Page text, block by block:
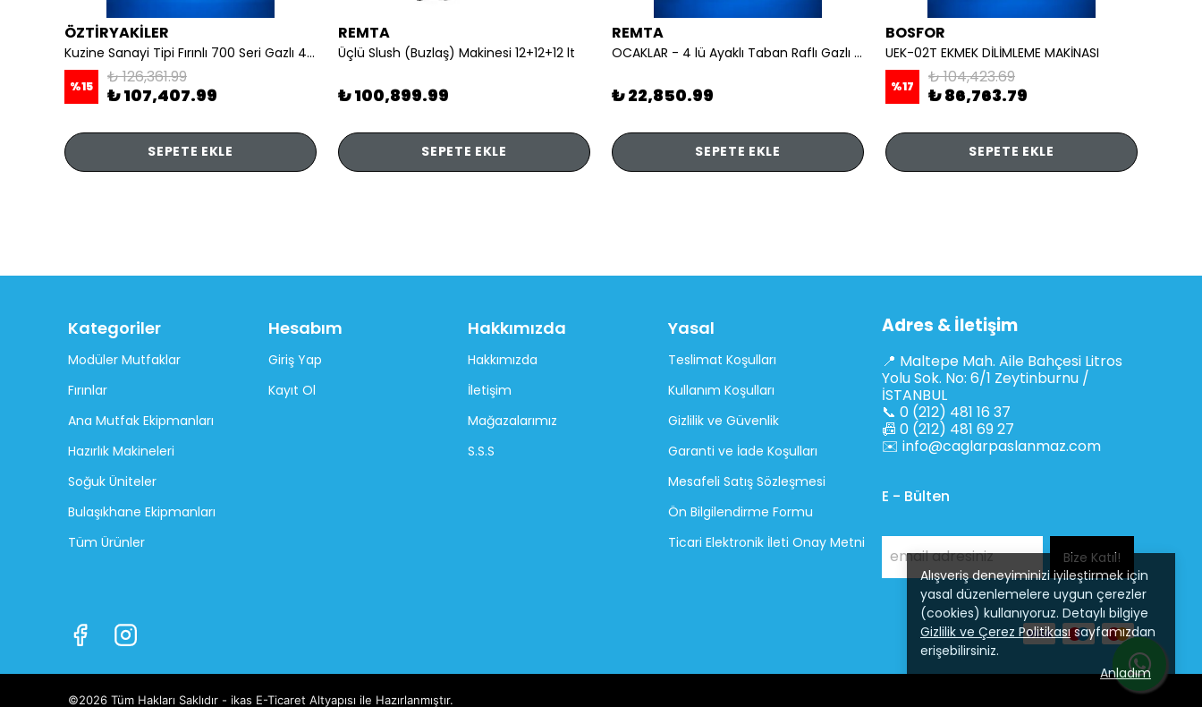
Alışveriş deneyiminizi iyileştirmek için
yasal düzenlemelere uygun çerezler
(cookies) kullanıyoruz. Detaylı bilgiye
Gizlilik ve Çerez Politikasısayfamızdan
erişebilirsiniz.
Anladım
ÖZTİRYAKİLER
Kuzine Sanayi Tipi Fırınlı 700 Seri Gazlı 4 Açık Ateş 80x70x85 (Lp)-2X6Kw+2X7,5Kw+6Kw Elektrikli Fırın
%15 ₺ 126,361.99
₺ 107,407.99
SEPETE EKLE
REMTA
Üçlü Slush (Buzlaş) Makinesi 12+12+12 lt
₺ 100,899.99
SEPETE EKLE
REMTA
OCAKLAR - 4 lü Ayaklı Taban Raflı Gazlı CE
₺ 22,850.99
SEPETE EKLE
BOSFOR
UEK-02T EKMEK DİLİMLEME MAKİNASI
%17 ₺ 104,423.69
₺ 86,763.79
SEPETE EKLE
Kategoriler
Modüler Mutfaklar
Fırınlar
Ana Mutfak Ekipmanları
Hazırlık Makineleri
Soğuk Üniteler
Bulaşıkhane Ekipmanları
Tüm Ürünler
Hesabım
Giriş Yap
Kayıt Ol
Hakkımızda
Hakkımızda
İletişim
Mağazalarımız
S.S.S
Yasal
Teslimat Koşulları
Kullanım Koşulları
Gizlilik ve Güvenlik
Garanti ve İade Koşulları
Mesafeli Satış Sözleşmesi
Ön Bilgilendirme Formu
Ticari Elektronik İleti Onay Metni
Adres & İletişim
📍 Maltepe Mah. Aile Bahçesi Litros
Yolu Sok. No: 6/1 Zeytinburnu /
İSTANBUL
📞 0 (212) 481 16 37
📠 0 (212) 481 69 27
✉️ info@caglarpaslanmaz.com
E - Bülten
Bize Katıl!
©2026 Tüm Hakları Saklıdır - ikas E-Ticaret Altyapısı ile Hazırlanmıştır.